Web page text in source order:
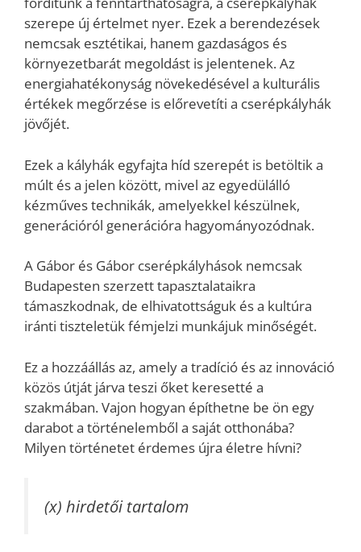
szerepe új értelmet nyer. Ezek a berendezések
nemcsak esztétikai, hanem gazdaságos és
környezetbarát megoldást is jelentenek. Az
energiahatékonyság növekedésével a kulturális
értékek megőrzése is előrevetíti a cserépkályhák
jövőjét.
Ezek a kályhák egyfajta híd szerepét is betöltik a
múlt és a jelen között, mivel az egyedülálló
kézműves technikák, amelyekkel készülnek,
generációról generációra hagyományozódnak.
A Gábor és Gábor cserépkályhások nemcsak
Budapesten szerzett tapasztalataikra
támaszkodnak, de elhivatottságuk és a kultúra
iránti tiszteletük fémjelzi munkájuk minőségét.
Ez a hozzáállás az, amely a tradíció és az innováció
közös útját járva teszi őket keresetté a
szakmában. Vajon hogyan építhetne be ön egy
darabot a történelemből a saját otthonába?
Milyen történetet érdemes újra életre hívni?
(x) hirdetői tartalom